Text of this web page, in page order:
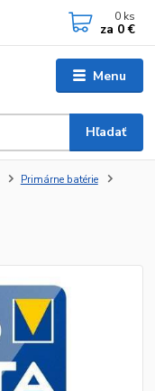
Menu
Hľadať
0 ks
za 0 €
Primárne batérie